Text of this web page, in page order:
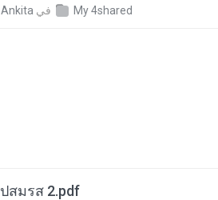
Ankita في My 4shared
สมรส 2.pdf